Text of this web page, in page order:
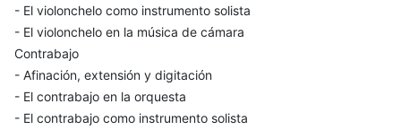
- El violonchelo como instrumento solista
- El violonchelo en la música de cámara
Contrabajo
- Afinación, extensión y digitación
- El contrabajo en la orquesta
- El contrabajo como instrumento solista